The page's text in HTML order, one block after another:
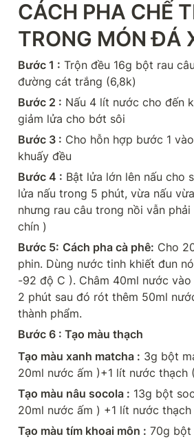
CÁCH PHA CHẾ
TRONG MÓN ĐÁ
Bước 1 : Trộn đều 16g bột rau
đường cát trắng (6,8k)
Bước 2 : Nấu 4 lít nước cho đến
giảm lửa cho bớt sôi
Bước 3 : Cho hỗn hợp bước 1
khuấy đều
Bước 4 : Bật lửa lớn lên nấu cho
lửa nấu trong 5 phút, vừa nấu
nhưng rau câu trong nồi vẫn
chín )
Bước 5: Cách pha cà phê: Cho
phin. Dùng nước tinh khiết đun
-92 độ C ). Châm 40ml nước
2 phút sau đó rót thêm 50ml
thành phẩm.
Bước 6 : Tạo màu thạch
Tạo màu xanh matcha : 3g bột
20ml nước ấm )+1 lít nước thạch
Tạo màu nâu socola : 13g bột
20ml nước ấm ) +1 lít nước thạch
Tạo màu tím khoai môn : 70g bột